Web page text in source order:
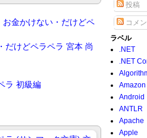
金かけない・だけどペ
だけどペラペラ 宮本 尚
ラ 初級編
投稿
コメン
ラベル
.NET
.NET
Amazon
Android
ANTLR
Apache
Apple